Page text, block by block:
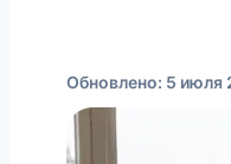
Обновлено: 5 июля